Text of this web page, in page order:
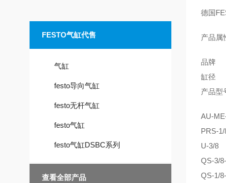
FESTO气缸代售
气缸
festo导向气缸
festo无杆气缸
festo气缸
festo气缸DSBC系列
查看全部产品
德国
产品属
品牌
缸径
产品型
AU-
PRS-
U-3/8
QS-3/
QS-1/